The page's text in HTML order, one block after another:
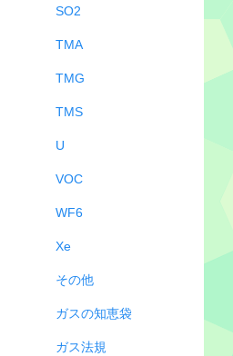
SO2
TMA
TMG
TMS
U
VOC
WF6
Xe
その他
ガスの知恵袋
ガス法規